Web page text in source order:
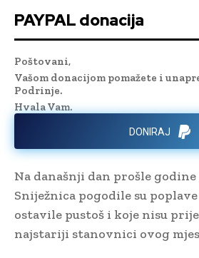
PAYPAL donacija
Poštovani,
Vašom donacijom pomažete i
Podrinje.
Hvala Vam.
DONIRAJ
Na današnji dan prošle godine
Sniježnica pogodile su poplave
ostavile pustoš i koje nisu
najstariji stanovnici ovog